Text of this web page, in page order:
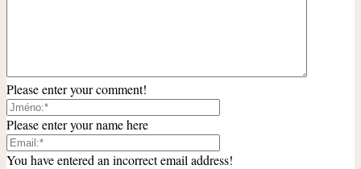
Please enter your comment!
Please enter your name here
You have entered an incorrect email address!